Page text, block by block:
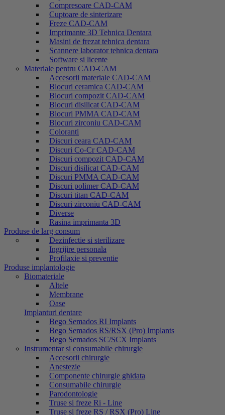
Compresoare CAD-CAM
Cuptoare de sinterizare
Freze CAD-CAM
Imprimante 3D Tehnica Dentara
Masini de frezat tehnica dentara
Scannere laborator tehnica dentara
Software si licente
Materiale pentru CAD-CAM
Accesorii materiale CAD-CAM
Blocuri ceramica CAD-CAM
Blocuri compozit CAD-CAM
Blocuri disilicat CAD-CAM
Blocuri PMMA CAD-CAM
Blocuri zirconiu CAD-CAM
Coloranti
Discuri ceara CAD-CAM
Discuri Co-Cr CAD-CAM
Discuri compozit CAD-CAM
Discuri disilicat CAD-CAM
Discuri PMMA CAD-CAM
Discuri polimer CAD-CAM
Discuri titan CAD-CAM
Discuri zirconiu CAD-CAM
Diverse
Rasina imprimanta 3D
Produse de larg consum
Dezinfectie si sterilizare
Ingrijire personala
Profilaxie si preventie
Produse implantologie
Biomateriale
Altele
Membrane
Oase
Implanturi dentare
Bego Semados RI Implants
Bego Semados RS/RSX (Pro) Implants
Bego Semados SC/SCX Implants
Instrumentar si consumabile chirurgie
Accesorii chirurgie
Anestezie
Componente chirurgie ghidata
Consumabile chirurgie
Parodontologie
Truse si freze Ri - Line
Truse si freze RS / RSX (Pro) Line